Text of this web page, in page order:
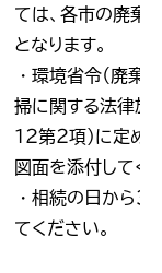
ては、各市の廃棄
となります。
・環境省令（廃棄
掃に関する法律施
１２第２項）に定
図面を添付してく
・相続の日から３
てください。